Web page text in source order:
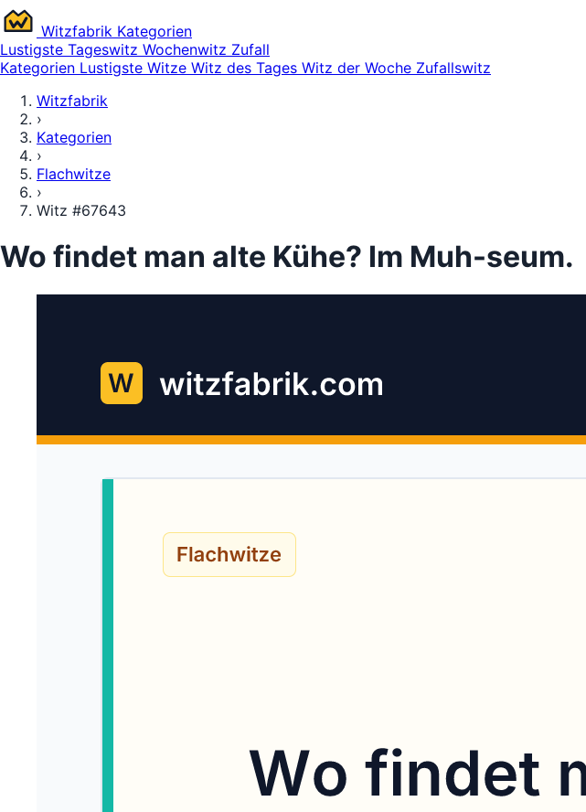
Witzfabrik Kategorien
Lustigste Tageswitz Wochenwitz Zufall
Kategorien Lustigste Witze Witz des Tages Witz der Woche Zufallswitz
Witzfabrik
›
Kategorien
›
Flachwitze
›
Witz #67643
Wo findet man alte Kühe? Im Muh-seum.